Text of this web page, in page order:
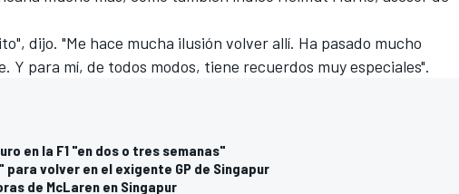
dijo. "Me hace mucha ilusión volver allí. Ha pasado mucho
Y para mí, de todos modos, tiene recuerdos muy especiales".
en la F1 "en dos o tres semanas"
volver en el exigente GP de Singapur
de McLaren en Singapur